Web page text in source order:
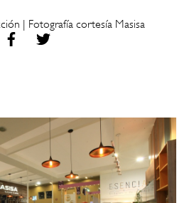
| Fotografía cortesía Masisa